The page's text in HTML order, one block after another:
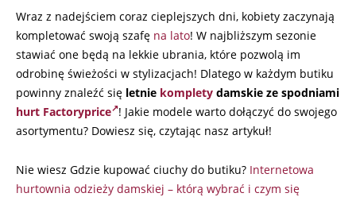
Wraz z nadejściem coraz cieplejszych dni, kobiety zaczynają
kompletować swoją szafę na lato! W najbliższym sezonie
stawiać one będą na lekkie ubrania, które pozwolą im
odrobinę świeżości w stylizacjach! Dlatego w każdym butiku
powinny znaleźć się letnie komplety damskie ze spodniami
hurt Factoryprice ! Jakie modele warto dołączyć do swojego
asortymentu? Dowiesz się, czytając nasz artykuł!
Nie wiesz Gdzie kupować ciuchy do butiku? Internetowa
hurtownia odzieży damskiej – którą wybrać i czym się